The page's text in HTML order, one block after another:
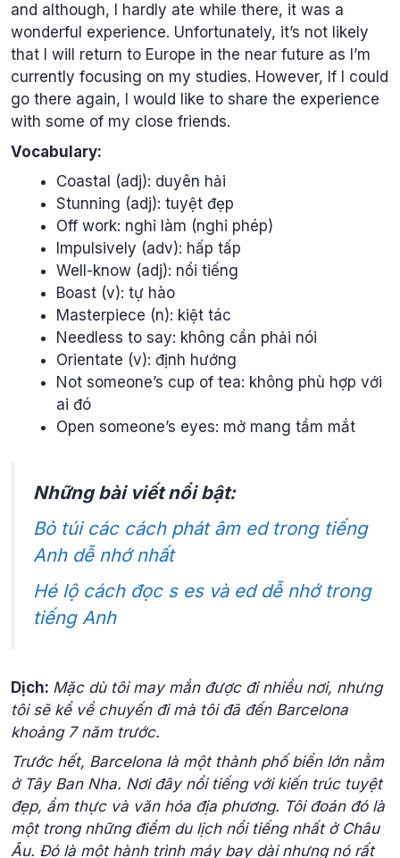
and although, I hardly ate while there, it was a
wonderful experience. Unfortunately, it’s not likely
that I will return to Europe in the near future as I’m
currently focusing on my studies. However, If I could
go there again, I would like to share the experience
with some of my close friends.
Vocabulary:
Coastal (adj): duyên hải
Stunning (adj): tuyệt đẹp
Off work: nghỉ làm (nghỉ phép)
Impulsively (adv): hấp tấp
Well-know (adj): nổi tiếng
Boast (v): tự hào
Masterpiece (n): kiệt tác
Needless to say: không cần phải nói
Orientate (v): định hướng
Not someone’s cup of tea: không phù hợp với
ai đó
Open someone’s eyes: mở mang tầm mắt
Những bài viết nổi bật:
Bỏ túi các cách phát âm ed trong tiếng
Anh dễ nhớ nhất
Hé lộ cách đọc s es và ed dễ nhớ trong
tiếng Anh
Dịch: Mặc dù tôi may mắn được đi nhiều nơi, nhưng
tôi sẽ kể về chuyến đi mà tôi đã đến Barcelona
khoảng 7 năm trước.
Trước hết, Barcelona là một thành phố biển lớn nằm
ở Tây Ban Nha. Nơi đây nổi tiếng với kiến ​​trúc tuyệt
đẹp, ẩm thực và văn hóa địa phương. Tôi đoán đó là
một trong những điểm du lịch nổi tiếng nhất ở Châu
Âu. Đó là một hành trình máy bay dài nhưng nó rất